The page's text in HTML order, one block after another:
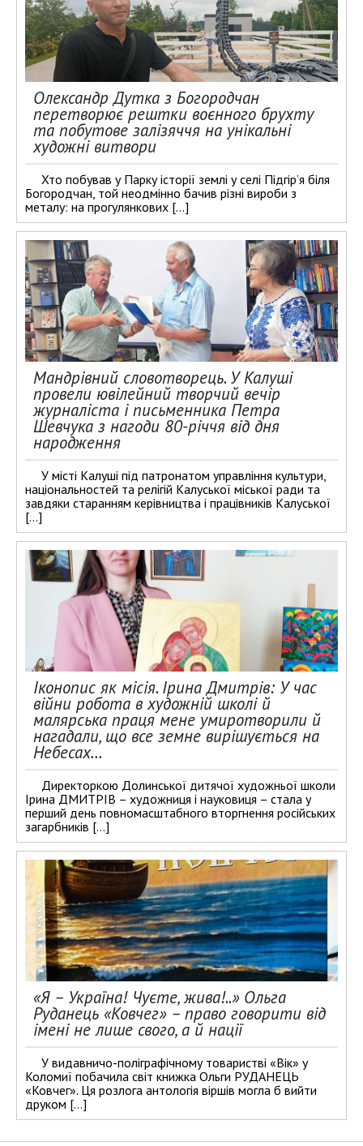
Олександр Дутка з Богородчан
перетворює рештки воєнного брухту
та побутове залізяччя на унікальні
художні витвори
Хто побував у Парку історії землі у селі Підгір’я біля
Богородчан, той неодмінно бачив різні вироби з
металу: на прогулянкових […]
Мандрівний словотворець. У Калуші
провели ювілейний творчий вечір
журналіста і письменника Петра
Шевчука з нагоди 80-річчя від дня
народження
У місті Калуші під патронатом управління культури,
національностей та релігій Калуської міської ради та
завдяки старанням керівництва і працівників Калуської
[…]
Іконопис як місія. Ірина Дмитрів: У час
війни робота в художній школі й
малярська праця мене умиротворили й
нагадали, що все земне вирішується на
Небесах…
Директоркою Долинської дитячої художньої школи
Ірина ДМИТРІВ – художниця і науковиця – стала у
перший день повномасштабного вторгнення російських
загарбників […]
«Я – Україна! Чуєте, жива!..» Ольга
Руданець «Ковчег» – право говорити від
імені не лише свого, а й нації
У видавничо-поліграфічному товаристві «Вік» у
Коломиї побачила світ книжка Ольги РУДАНЕЦЬ
«Ковчег». Ця розлога антологія віршів могла б вийти
друком […]